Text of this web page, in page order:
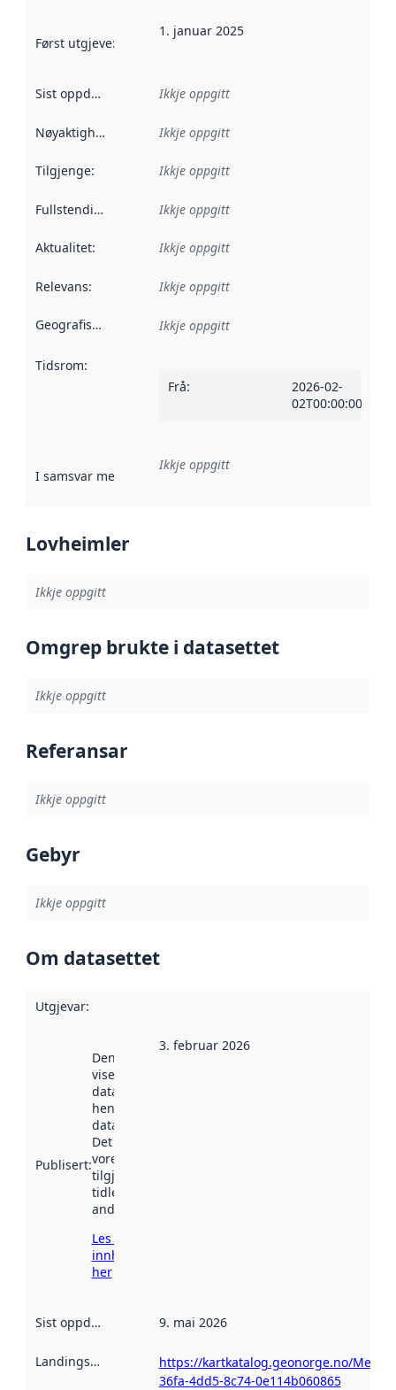
Først utgjeve: Denne datoen seier når dataa i dette
1. januar 2025
Sist oppdatert Ikkje oppgitt
Nøyaktigheit Ikkje oppgitt
Tilgjenge: Ikkje oppgitt
Fullstendigheit Ikkje oppgitt
Aktualitet: Ikkje oppgitt
Relevans: Ikkje oppgitt
Geografisk område Ikkje oppgitt
Tidsrom:
Frå:
2026-02-
02T00:00:00Z
I samsvar med Referanse til ei implementeringsregel eller
Ikkje oppgitt
Lovheimler
Ikkje oppgitt
Omgrep brukte i datasettet
Ikkje oppgitt
Referansar
Ikkje oppgitt
Gebyr
Ikkje oppgitt
Om datasettet
Utgjevar:
Publisert:
Denne datoen
viser når
datasettet vart
henta inn av
data.norge.no.
Det kan ha
vore
tilgjengeleg
tidlegare
andre stader.
Les meir om
innhenting
her
3. februar 2026
Sist oppdatert 9. mai 2026
Landingsside
https://kartkatalog.geonorge.no/
36fa-4dd5-8c74-0e114b060865